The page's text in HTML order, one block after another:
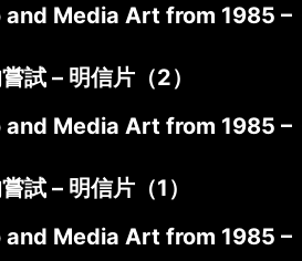
Media Art from 1985 –
試 – 明信片（2）
Media Art from 1985 –
試 – 明信片（1）
Media Art from 1985 –